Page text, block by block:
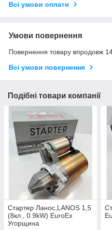
Всі умови оплати
Умови повернення
Повернення товару впродовж
Всі умови повернення
Подібні товари компанії
Стартер Ланос,LANOS 1,5
(8кл., 0.9kW) EuroEx
Угорщина